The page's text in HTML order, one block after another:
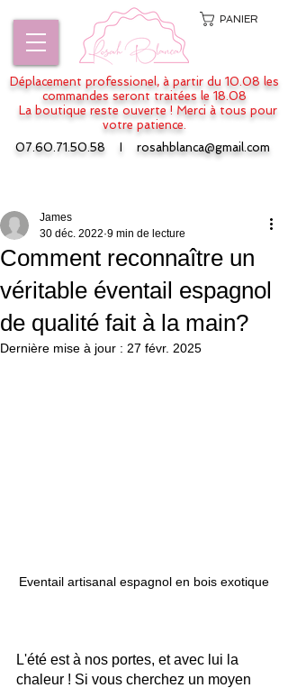
PANIER
Déplacement professionel, à partir du 10.08 les
commandes seront traitées le 18.08
La boutique reste ouverte ! Merci à tous pour
votre patience.
07.60.71.50.58
rosahblanca@gmail.com
Comment reconnaître un
véritable éventail espagnol
de qualité fait à la main?
James
30 déc. 2022 9 min de lecture
Dernière mise à jour : 27 févr. 2025
Eventail artisanal espagnol en bois exotique
L'été est à nos portes, et avec lui la
chaleur ! Si vous cherchez un moyen